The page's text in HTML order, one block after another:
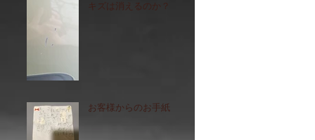
キズは消えるのか？
お客様からのお手紙